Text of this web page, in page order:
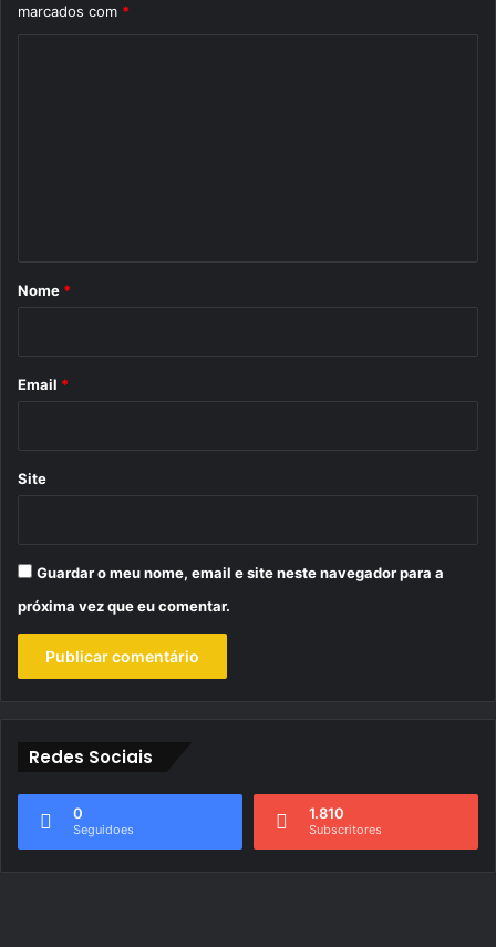
marcados com *
r
*
Nome *
Email *
Site
Guardar o meu nome, email e site neste navegador para a
próxima vez que eu comentar.
Redes Sociais
0
Seguidoes
1.810
Subscritores